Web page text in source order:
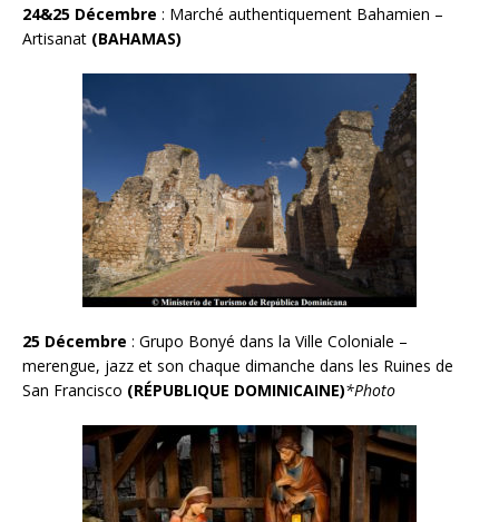
24&25 Décembre : Marché authentiquement Bahamien –
Artisanat (BAHAMAS)
25 Décembre : Grupo Bonyé dans la Ville Coloniale –
merengue, jazz et son chaque dimanche dans les Ruines de
San Francisco (RÉPUBLIQUE DOMINICAINE)*Photo